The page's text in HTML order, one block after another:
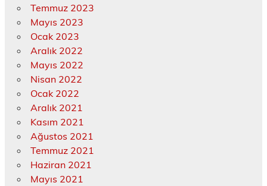
Temmuz 2023
Mayıs 2023
Ocak 2023
Aralık 2022
Mayıs 2022
Nisan 2022
Ocak 2022
Aralık 2021
Kasım 2021
Ağustos 2021
Temmuz 2021
Haziran 2021
Mayıs 2021